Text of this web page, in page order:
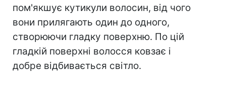
пом'якшує кутикули волосин, від чого
вони прилягають один до одного,
створюючи гладку поверхню. По цій
гладкій поверхні волосся ковзає і
добре відбивається світло.